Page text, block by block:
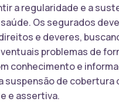
a regularidade e a
Os segurados
e deveres,
problemas de
conhecimento e
suspensão de cobertura
e assertiva.